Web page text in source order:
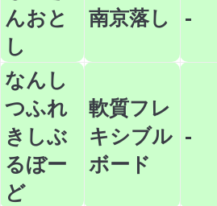
んおと
し
南京落し -
なんし
つふれ
きしぶ
るぼー
ど
軟質フレ
キシブル
ボード
-